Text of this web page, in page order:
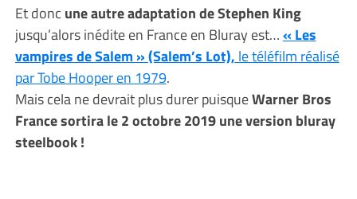
Et donc une autre adaptation de Stephen King
jusqu’alors inédite en France en Bluray est…« Les
vampires de Salem » (Salem’s Lot), le téléfilm réalisé
par Tobe Hooper en 1979.
Mais cela ne devrait plus durer puisqueWarner Bros
France sortira le 2 octobre 2019 une version bluray
steelbook !